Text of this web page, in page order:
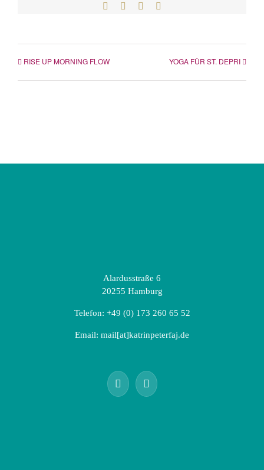
Facebook
TwitterLinkedIn
RISE UP MORNING FLOW YOGA FÜR ST. DEPRI
Alardusstraße 6
20255 Hamburg
Telefon: +49 (0) 173 260 65 52
Email: mail[at]katrinpeterfaj.de